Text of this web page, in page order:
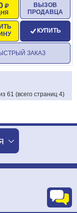
ВЫЗОВ
ПРОДАВЦА
КУПИТЬ
ЗАКАЗ
61 (всего страниц 4)